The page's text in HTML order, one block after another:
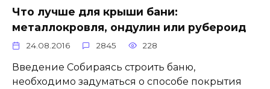
Что лучше для крыши бани:
металлокровля, ондулин или рубероид
24.08.2016 2845 228
Введение Собираясь строить баню,
необходимо задуматься о способе покрытия